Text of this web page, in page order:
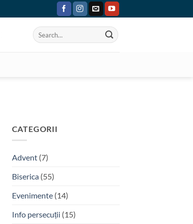
CATEGORII
Advent(7)
Biserica(55)
Evenimente(14)
Info persecuții (15)